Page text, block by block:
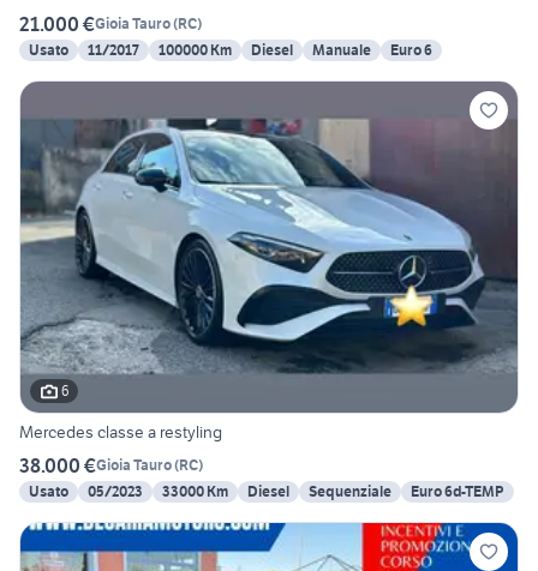
21.000 €Gioia Tauro(RC)
Usato
11/2017 100000 Km Diesel Manuale Euro 6
6
Mercedes classe a restyling
38.000 €Gioia Tauro(RC)
Usato
05/2023 33000 Km Diesel Sequenziale Euro 6d-TEMP